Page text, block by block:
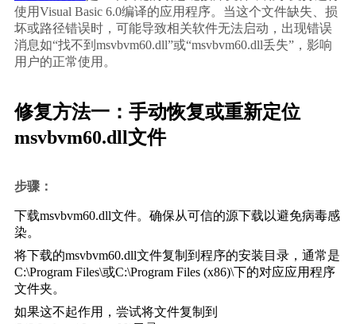
使用Visual Basic 6.0编译的应用程序。当这个文件缺失、损
坏或路径错误时，可能导致相关软件无法启动，出现错误
消息如“找不到msvbvm60.dll”或“msvbvm60.dll丢失”，影响
用户的正常使用。
修复方法一：手动恢复或重新定位
msvbvm60.dll文件
步骤：
下载msvbvm60.dll文件。确保从可信的源下载以避免病毒感
染。
将下载的msvbvm60.dll文件复制到程序的安装目录，通常是
C:\Program Files\或C:\Program Files (x86)\下的对应应用程序
文件夹。
如果这不起作用，尝试将文件复制到